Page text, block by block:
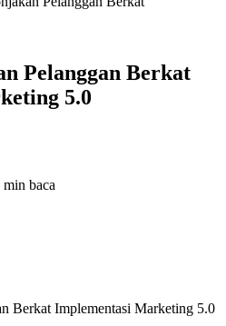
Pelanggan Berkat
5.0
min baca
Berkat Implementasi Marketing 5.0